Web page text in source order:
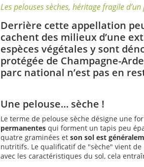
Les pelouses sèches, héritage fragile
Derrière cette appellation
cachent des milieux d’une
espèces végétales y sont
protégée de Champagne-
parc national n’est pas en
Une pelouse… sèche !
Le terme de pelouse sèche désigne une
permanentes qui forment un tapis peu
quatre graminées et son sol est
nutritifs. Le qualificatif de "sèche" vient de
avec les caractéristiques du sol, cela